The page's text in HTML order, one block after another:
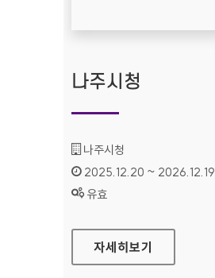
나주시청
기관명 :
나주시청
인증기간 :
2025.12.20 ~ 2026.12.19
상태 :
유효
나주시청
자세히보기